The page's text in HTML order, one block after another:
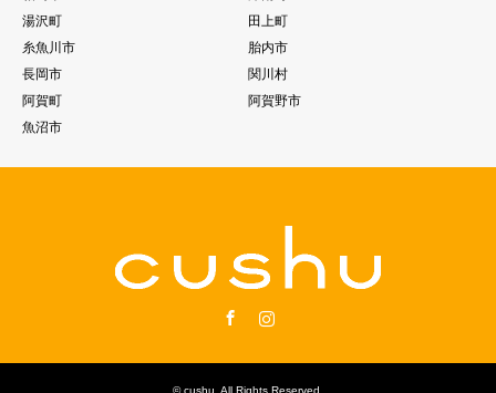
湯沢町
田上町
糸魚川市
胎内市
長岡市
関川村
阿賀町
阿賀野市
魚沼市
©cushu . All Rights Reserved.